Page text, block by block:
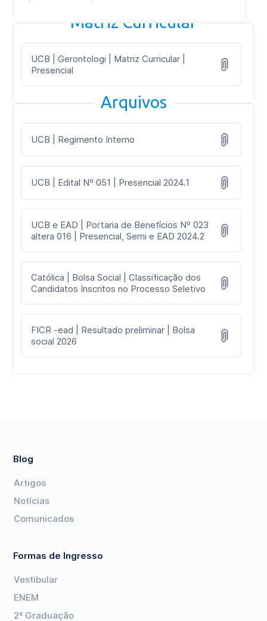
Matriz Curricular
UCB | Gerontologi | Matriz Curricular |
Presencial
Arquivos
UCB | Regimento Interno
UCB | Edital Nº 051 | Presencial 2024.1
UCB e EAD | Portaria de Benefícios Nº 023
altera 016 | Presencial, Semi e EAD 2024.2
Católica | Bolsa Social | Classificação dos
Candidatos Inscritos no Processo Seletivo
FICR -ead | Resultado preliminar | Bolsa
social 2026
Blog
Artigos
Notícias
Comunicados
Formas de Ingresso
Vestibular
ENEM
2ª Graduação